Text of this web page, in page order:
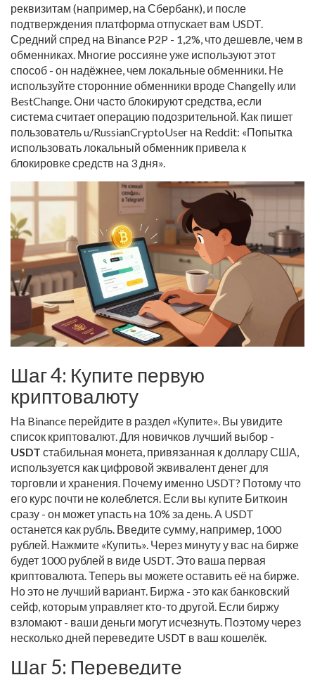
реквизитам (например, на Сбербанк), и после
подтверждения платформа отпускает вам USDT.
Средний спред на Binance P2P - 1,2%, что дешевле, чем в
обменниках. Многие россияне уже используют этот
способ - он надёжнее, чем локальные обменники. Не
используйте сторонние обменники вроде Changelly или
BestChange. Они часто блокируют средства, если
система считает операцию подозрительной. Как пишет
пользователь u/RussianCryptoUser на Reddit: «Попытка
использовать локальный обменник привела к
блокировке средств на 3 дня».
Шаг 4: Купите первую
криптовалюту
На Binance перейдите в раздел «Купите». Вы увидите
список криптовалют. Для новичков лучший выбор -
USDT стабильная монета, привязанная к доллару США,
используется как цифровой эквивалент денег для
торговли и хранения . Почему именно USDT? Потому что
его курс почти не колеблется. Если вы купите Биткоин
сразу - он может упасть на 10% за день. А USDT
останется как рубль. Введите сумму, например, 1000
рублей. Нажмите «Купить». Через минуту у вас на бирже
будет 1000 рублей в виде USDT. Это ваша первая
криптовалюта. Теперь вы можете оставить её на бирже.
Но это не лучший вариант. Биржа - это как банковский
сейф, которым управляет кто-то другой. Если биржу
взломают - ваши деньги могут исчезнуть. Поэтому через
несколько дней переведите USDT в ваш кошелёк.
Шаг 5: Переведите